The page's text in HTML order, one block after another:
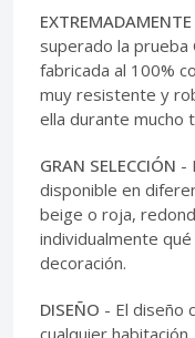
superado la
fabricada al 100%
muy resistente y
ella durante mucho
GRAN SELECCIÓN -
disponible en
beige o roja,
individualmente
decoración.
DISEÑO - El diseño